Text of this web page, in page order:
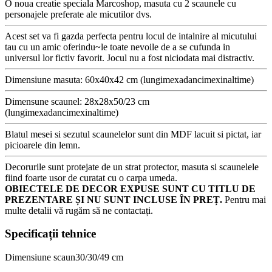
O noua creatie speciala Marcoshop, masuta cu 2 scaunele cu
personajele preferate ale micutilor dvs.
Acest set va fi gazda perfecta pentru locul de intalnire al micutului
tau cu un amic oferindu~le toate nevoile de a se cufunda in
universul lor fictiv favorit. Jocul nu a fost niciodata mai distractiv.
Dimensiune masuta: 60x40x42 cm (lungimexadancimexinaltime)
Dimensune scaunel: 28x28x50/23 cm
(lungimexadancimexinaltime)
Blatul mesei si sezutul scaunelelor sunt din MDF lacuit si pictat, iar
picioarele din lemn.
Decorurile sunt protejate de un strat protector, masuta si scaunelele
fiind foarte usor de curatat cu o carpa umeda.
OBIECTELE DE DECOR EXPUSE SUNT CU TITLU DE
PREZENTARE ȘI NU SUNT INCLUSE ÎN PREȚ. Pentru mai
multe detalii vă rugăm să ne contactați.
Specificații tehnice
Dimensiune scaun30/30/49 cm